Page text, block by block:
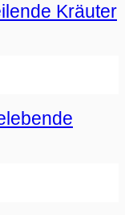
Kräuter